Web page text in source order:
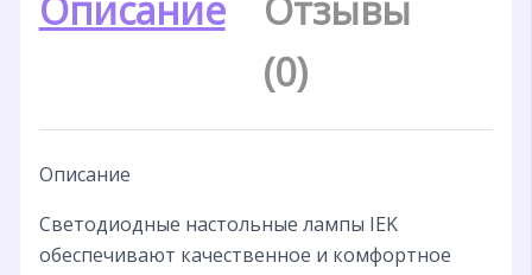
(0)
Описание
Светодиодные настольные лампы IEK
обеспечивают качественное и комфортное